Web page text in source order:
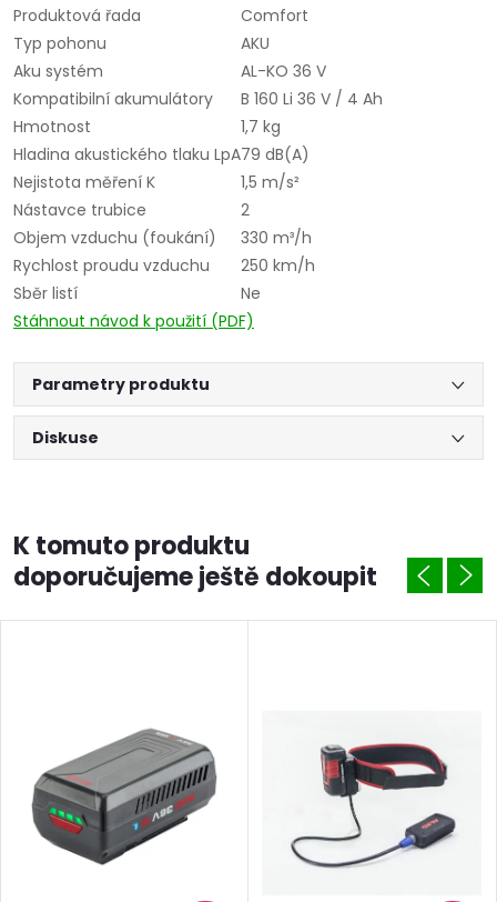
Produktová řada
Comfort
Typ pohonu
AKU
Aku systém
AL-KO 36 V
Kompatibilní akumulátory
B 160 Li 36 V / 4 Ah
Hmotnost
1,7 kg
Hladina akustického tlaku LpA79 dB(A)
Nejistota měření K
1,5 m/s²
Nástavce trubice
2
Objem vzduchu (foukání)
330 m³/h
Rychlost proudu vzduchu
250 km/h
Sběr listí
Ne
Stáhnout návod k použití (PDF)
Parametry produktu
Diskuse
K tomuto produktu
doporučujeme ještě dokoupit